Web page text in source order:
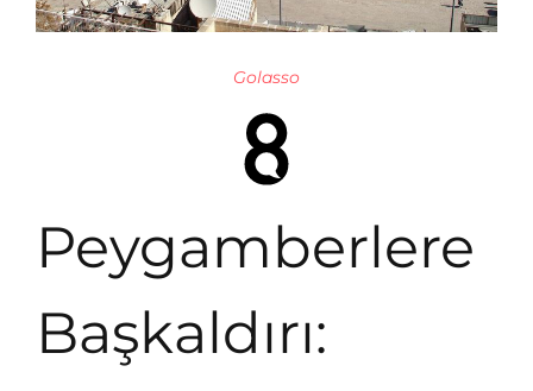
Golasso
Peygamberlere
Başkaldırı: